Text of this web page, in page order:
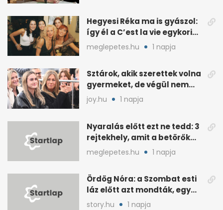
Hegyesi Réka ma is gyászol:
így él a C’est la vie egykori
énekesnője
meglepetes.hu 1 napja
Sztárok, akik szerettek volna
gyermeket, de végül nem
született nekik
joy.hu 1 napja
Nyaralás előtt ezt ne tedd: 3
rejtekhely, amit a betörők
ismernek
meglepetes.hu 1 napja
Ördög Nóra: a Szombat esti
láz előtt azt mondták, egy
hét alatt fogyjon
story.hu 1 napja